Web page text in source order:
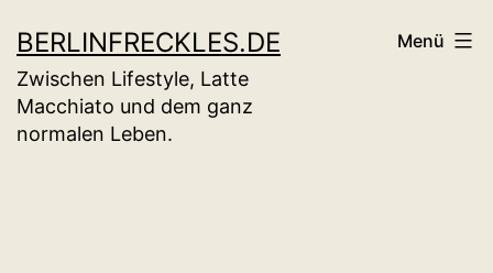
Inhalt
springen
BERLINFRECKLES.DE
Zwischen Lifestyle, Latte
Macchiato und dem ganz
normalen Leben.
Menü